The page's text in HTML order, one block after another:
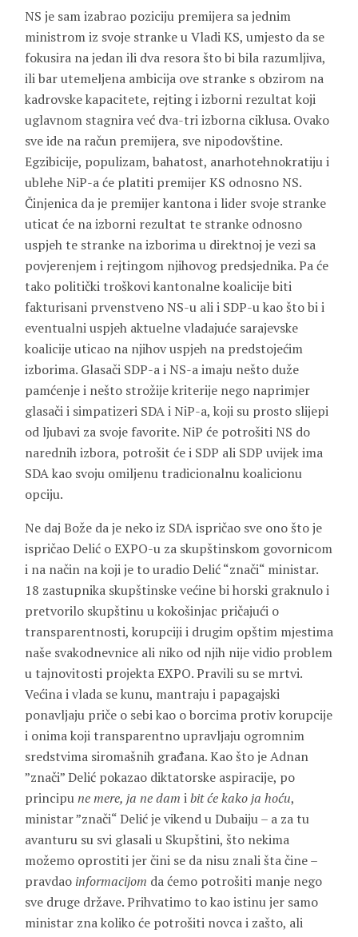
NS je sam izabrao poziciju premijera sa jednim
ministrom iz svoje stranke u Vladi KS, umjesto da se
fokusira na jedan ili dva resora što bi bila razumljiva,
ili bar utemeljena ambicija ove stranke s obzirom na
kadrovske kapacitete, rejting i izborni rezultat koji
uglavnom stagnira već dva-tri izborna ciklusa. Ovako
sve ide na račun premijera, sve nipodovštine.
Egzibicije, populizam, bahatost, anarhotehnokratiju i
ublehe NiP-a će platiti premijer KS odnosno NS.
Činjenica da je premijer kantona i lider svoje stranke
uticat će na izborni rezultat te stranke odnosno
uspjeh te stranke na izborima u direktnoj je vezi sa
povjerenjem i rejtingom njihovog predsjednika. Pa će
tako politički troškovi kantonalne koalicije biti
fakturisani prvenstveno NS-u ali i SDP-u kao što bi i
eventualni uspjeh aktuelne vladajuće sarajevske
koalicije uticao na njihov uspjeh na predstojećim
izborima. Glasači SDP-a i NS-a imaju nešto duže
pamćenje i nešto strožije kriterije nego naprimjer
glasači i simpatizeri SDA i NiP-a, koji su prosto slijepi
od ljubavi za svoje favorite. NiP će potrošiti NS do
narednih izbora, potrošit će i SDP ali SDP uvijek ima
SDA kao svoju omiljenu tradicionalnu koalicionu
opciju.
Ne daj Bože da je neko iz SDA ispričao sve ono što je
ispričao Delić o EXPO-u za skupštinskom govornicom
i na način na koji je to uradio Delić “znači“ ministar.
18 zastupnika skupštinske većine bi horski graknulo i
pretvorilo skupštinu u kokošinjac pričajući o
transparentnosti, korupciji i drugim opštim mjestima
naše svakodnevnice ali niko od njih nije vidio problem
u tajnovitosti projekta EXPO. Pravili su se mrtvi.
Većina i vlada se kunu, mantraju i papagajski
ponavljaju priče o sebi kao o borcima protiv korupcije
i onima koji transparentno upravljaju ogromnim
sredstvima siromašnih građana. Kao što je Adnan
”znači” Delić pokazao diktatorske aspiracije, po
principune mere, ja ne dam ibit će kako ja hoću,
ministar ”znači“ Delić je vikend u Dubaiju – a za tu
avanturu su svi glasali u Skupštini, što nekima
možemo oprostiti jer čini se da nisu znali šta čine –
pravdao informacijom da ćemo potrošiti manje nego
sve druge države. Prihvatimo to kao istinu jer samo
ministar zna koliko će potrošiti novca i zašto, ali